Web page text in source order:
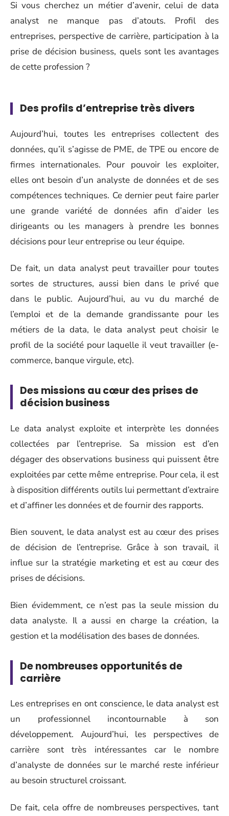
Si vous cherchez un métier d’avenir, celui de data
analyst ne manque pas d’atouts. Profil des
entreprises, perspective de carrière, participation à la
prise de décision business, quels sont les avantages
de cette profession ?
Des profils d’entreprise très divers
Aujourd’hui, toutes les entreprises collectent des
données, qu’il s’agisse de PME, de TPE ou encore de
firmes internationales. Pour pouvoir les exploiter,
elles ont besoin d’un analyste de données et de ses
compétences techniques. Ce dernier peut faire parler
une grande variété de données afin d’aider les
dirigeants ou les managers à prendre les bonnes
décisions pour leur entreprise ou leur équipe.
De fait, un data analyst peut travailler pour toutes
sortes de structures, aussi bien dans le privé que
dans le public. Aujourd’hui, au vu du marché de
l’emploiet de la demande grandissante pour les
métiers de la data, le data analyst peut choisir le
profil de la société pour laquelle il veut travailler (e-
commerce, banque virgule, etc).
Des missions au cœur des prises de
décision business
Le data analyst exploite et interprète les données
collectées par l’entreprise. Sa mission est d’en
dégager des observations business qui puissent être
exploitées par cette même entreprise. Pour cela, il est
à disposition différents outils lui permettant d’extraire
et d’affiner les données et de fournir des rapports.
Bien souvent, le data analyst est au cœur des prises
de décision de l’entreprise. Grâce à son travail, il
influe sur la stratégie marketing et est au cœur des
prises de décisions.
Bien évidemment, ce n’est pas la seule mission du
data analyste. Il a aussi en charge la création, la
gestion et la modélisation des bases de données.
De nombreuses opportunités de
carrière
Les entreprises en ont conscience, le data analyst est
un professionnel incontournable à son
développement. Aujourd’hui, les perspectives de
carrière sont très intéressantes car le nombre
d’analyste de données sur le marché reste inférieur
au besoin structurel croissant.
De fait, cela offre de nombreuses perspectives, tant